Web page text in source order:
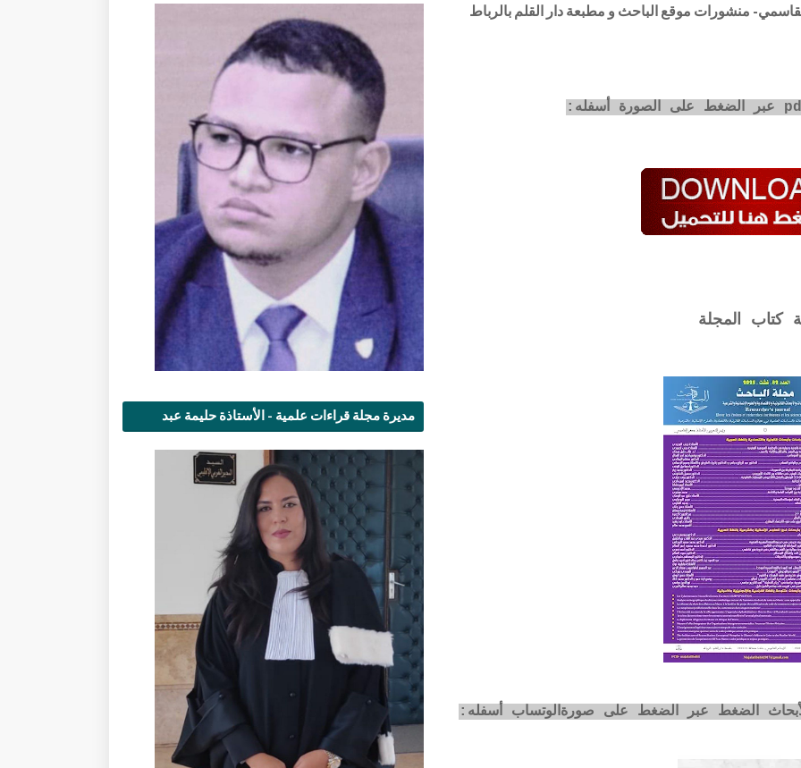
منشورات موقع الباحث و مطبعة دار القلم بالرباط
كتاب المجلة
الضغط عبر الضغط على صورةالوتساب أسفله:
مديرة مجلة قراءات علمية - الأستاذة حليمة عبد